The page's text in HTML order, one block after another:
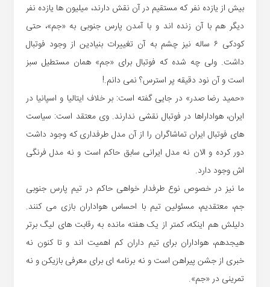
بیش از یازده نفر که مستقیم در آن نقش دارند، میلیون ها یازده نفر
دیگر هم با آن زنده اند و با آمدن پارس جنوبی به «جم»، حتی
کودکی ۶ ساله نیز چشم به آن تغییرات بنیادین از وجود فوتبال
داشت. ولی چه شده که فوتبال برای «جم» همان مستطیل سبز
است و آن نود دقیقه پر استرس؟ نمی دانم.!
«حمید رضا صدر» در جایی گفته است: بر خلاف ایتالیا و اسپانیا در
ایران، هواداراها در فوتبال نقشی ندارند. وی معتقد است: سیاست
های فوتبال ایران تماشاگران را از آن مدل طرفداری که وجود داشت
دور کرده و الان نه مدل ایرانی سابق حاکم است و نه مدل فرنگی
اش وجود دارد.
ما نیز در خصوص نوع طرفدار خواهی حاکم در تیم پارس جنوبی
جم، معتقدیم، مسئولین تیم با احساس هواداران بازی می کنند.
دلیلش هم اینکه، کمتر از یک هفته مانده به رقابت های لیگ برتر
هیجدهم، هواداران برای تیم داران کم اهمیت اند و تا کنون نه
خبری از جشن پیراهن است و نه برنامه ای برای معرفی بازیکن و نه
تمرینی در «جم».